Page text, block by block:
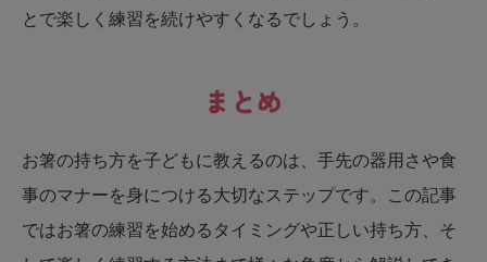
とで楽しく練習を続けやすくなるでしょう。
まとめ
お箸の持ち方を子どもに教えるのは、手先の器用さや食
事のマナーを身につける大切なステップです。この記事
ではお箸の練習を始めるタイミングや正しい持ち方、そ